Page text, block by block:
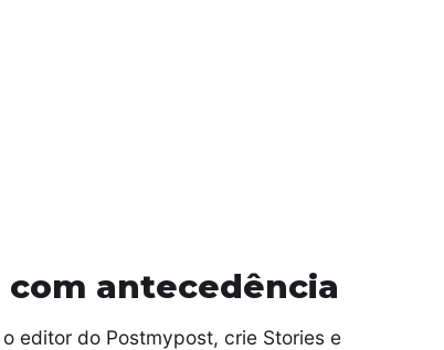
antecedência
editor do Postmypost, crie Stories e